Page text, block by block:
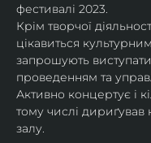
фестивалі 2023.
Крім творчої
цікавиться
запрошують
проведенням та
Активно концертує і
тому числі дириґував
залу.